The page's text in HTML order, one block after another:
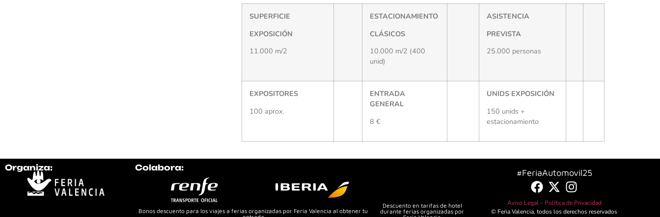
SUPERFICIE
EXPOSICIÓN
11.000 m/2
ESTACIONAMIENTO
CLÁSICOS
10.000 m/2 (400
unid)
ASISTENCIA
PREVISTA
25.000 personas
EXPOSITORES
100 aprox.
ENTRADA
GENERAL
8 €
UNIDS EXPOSICIÓN
150 unids +
estacionamiento
Organiza: Colabora:
Bonos descuento para los viajes a ferias organizadas por Feria Valencia al obtener tu
Descuento en tarifas de hotel
durante ferias organizadas por
#FeriaAutomovil25
Aviso Legal – Política de Privacidad
© Feria Valencia, todos los derechos reservados